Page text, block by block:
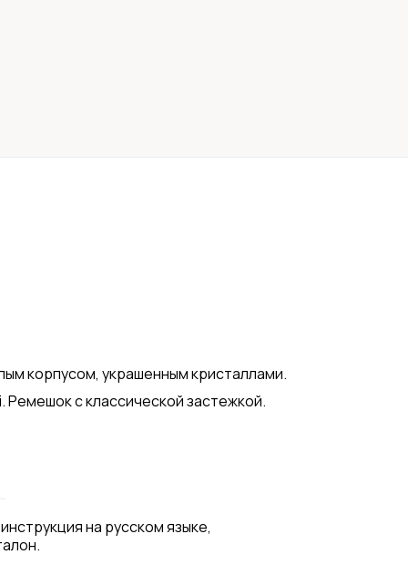
корпусом, украшенным кристаллами.
с классической застежкой.
на русском языке,